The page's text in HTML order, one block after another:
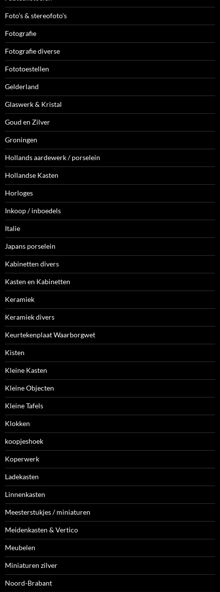
Foto's & stereofoto's
Fotografie
Fotografie diverse
Fototoestellen
Gelderland
Glaswerk & Kristal
Goud en Zilver
Groningen
Hollands aardewerk / porselein
Hollandse Kasten
Horloges
Inkoop / inboedels
Italie
Japans porselein
Kabinetten divers
Kasten en Kabinetten
Keramiek
Keramiek divers
Keurtekenplaat Waarborgwet
Kisten
Kleine Kasten
Kleine Objecten
Kleine Tafels
Klokken
koopjeshoek
Koperwerk
Ladekasten
Linnenkasten
Meesterstukjes / miniaturen
Meidenkasten & Vertico
Meubelen
Miniaturen zilver
Noord-Brabant